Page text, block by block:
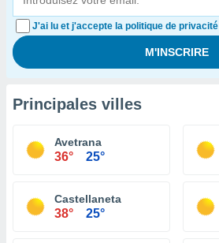
J'ai lu et j'accepte la politique de privacité
Principales villes
Avetrana
36° 25°
Castellaneta
38° 25°